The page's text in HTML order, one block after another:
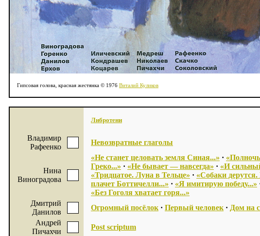
Гипсовая голова, красная жестянка © 1976 Виталий Куликов
Либротени
Владимир
Рафеенко
Невозвратные глаголы
Нина
Виноградова
«Не станет целовать земля Синая...» ·
Греко...» · «Не бывает — навсегда» · «И
«Тридцатое. Луна в Тельце» · «Собаки
плачет Боттичелли...» · «Я имитирую победу...»
«Без Гоголя хватает горя...»
Дмитрий
Данилов
Огромный посёлок · Первый человек · Дом на
Андрей
Пичахчи
Post scriptum